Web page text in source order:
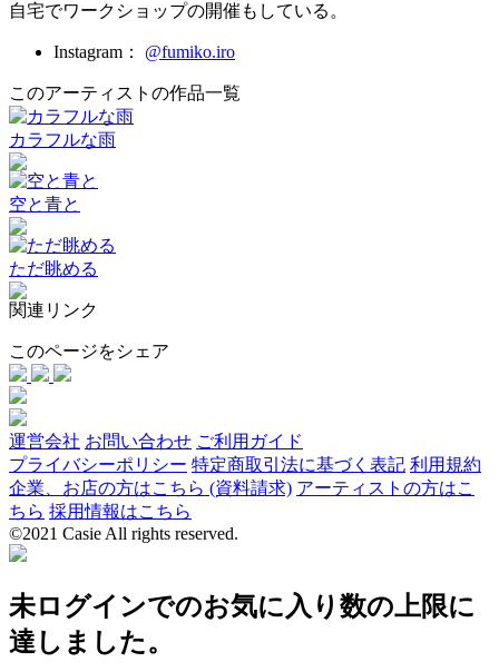
自宅でワークショップの開催もしている。
Instagram： @fumiko.iro
このアーティストの作品一覧
カラフルな雨
空と青と
ただ眺める
関連リンク
このページをシェア
運営会社 お問い合わせ ご利用ガイド
プライバシーポリシー 特定商取引法に基づく表記 利用規約
企業、お店の方はこちら (資料請求) アーティストの方はこ
ちら 採用情報はこちら
©2021 Casie All rights reserved.
未ログインでのお気に入り数の上限に
達しました。